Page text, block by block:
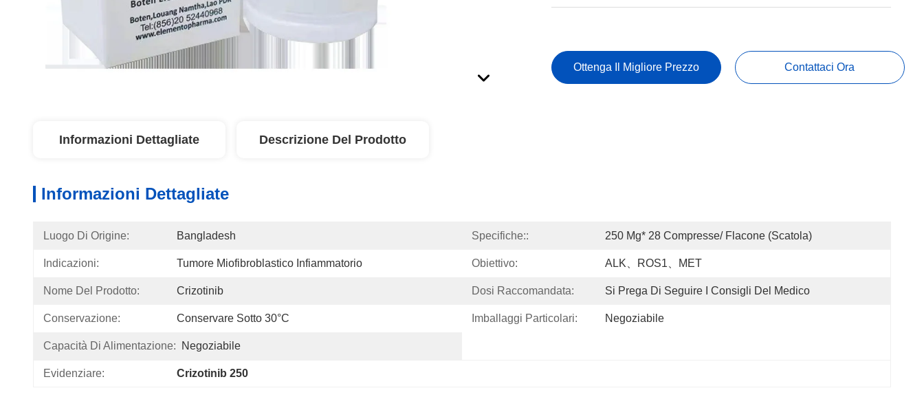
Ottenga Il Migliore Prezzo Contattaci Ora
Informazioni Dettagliate Descrizione Del Prodotto
Informazioni Dettagliate
Luogo Di Origine: Bangladesh Specifiche:: 250 Mg* 28 Compresse/ Flacone (scatola)
Indicazioni: Tumore Miofibroblastico Infiammatorio Obiettivo: ALK、ROS1、MET
Nome Del Prodotto: Crizotinib Dosi Raccomandata: Si Prega Di Seguire I Consigli Del Medico
Conservazione: Conservare Sotto 30°C Imballaggi Particolari: Negoziabile
Capacità Di Alimentazione: Negoziabile
Evidenziare: Crizotinib 250